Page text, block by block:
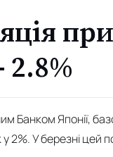
2.8%
Японії,
2%. У березні цей